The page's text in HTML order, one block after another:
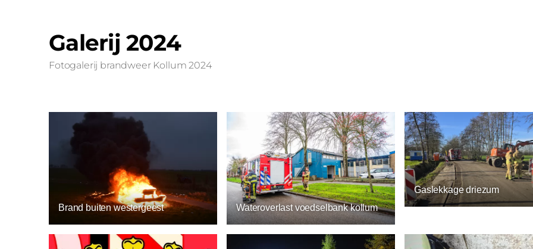
Galerij 2024
Fotogalerij brandweer Kollum 2024
Brand buiten westergeest Wateroverlast voedselbank kollum
Gaslekkage driezum